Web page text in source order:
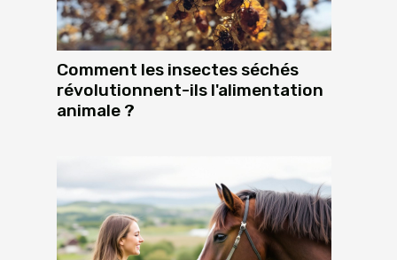
Comment les insectes séchés
révolutionnent-ils l'alimentation
animale ?